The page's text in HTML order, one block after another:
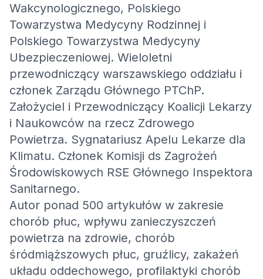
Wakcynologicznego, Polskiego
Towarzystwa Medycyny Rodzinnej i
Polskiego Towarzystwa Medycyny
Ubezpieczeniowej. Wieloletni
przewodniczący warszawskiego oddziału i
członek Zarządu Głównego PTChP.
Założyciel i Przewodniczący Koalicji Lekarzy
i Naukowców na rzecz Zdrowego
Powietrza. Sygnatariusz Apelu Lekarze dla
Klimatu. Członek Komisji ds Zagrożeń
Środowiskowych RSE Głównego Inspektora
Sanitarnego.
Autor ponad 500 artykułów w zakresie
chorób płuc, wpływu zanieczyszczeń
powietrza na zdrowie, chorób
śródmiąższowych płuc, gruźlicy, zakażeń
układu oddechowego, profilaktyki chorób